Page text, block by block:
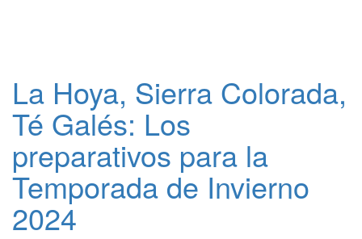
La Hoya, Sierra Colorada,
Té Galés: Los
preparativos para la
Temporada de Invierno
2024